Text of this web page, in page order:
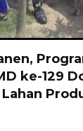
ke-129